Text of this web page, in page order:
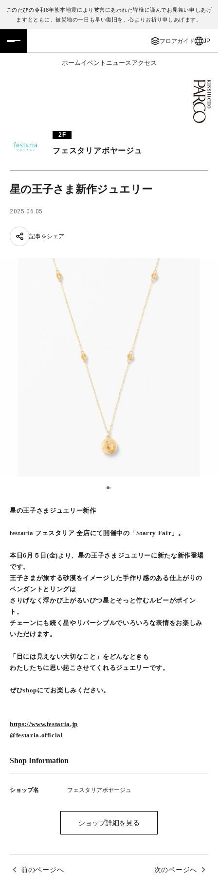
このたびの令和8年熊本地震により被害にあわれた皆様に謹んでお見舞い申しあげ
ますとともに、被災地の一日も早い復旧を、心よりお祈り申しあげます。
フロアガイド JP
ホームイベント ニュース アクセス
フロアガイド
施設案内・アクセス
TAX FREE
ENGLISH
繁体字
日本語
2F
フェスタリアボヤージュ
星の王子さま新作ジュエリー
2025.06.05
記事をシェア
1
星の王子さまジュエリー新作
festaria フェスタリア 全店にて開催中の「Starry Fair」。
本日6月５日(金)より、星の王子さまジュエリーに新たな新作登場
です。
王子さまが旅する砂漠をイメージした手作り感のある仕上がりの
ペンダントとリングは
さりげなく浮かび上がるいびつ星とそっと佇むルビーがポイン
ト。
チェーンにも続く星やリバーシブルでいろいろな表情をお楽しみ
いただけます。
「目には見えない大切なこと」をどんなときも
わたしたちに思い起こさせてくれるジュエリーです。
ぜひshopにてお楽しみください。
https://www.festaria.jp
@festaria.official
Shop Information
ショップ名 フェスタリアボヤージュ
ショップ詳細を見る
前のページへ 次のページへ